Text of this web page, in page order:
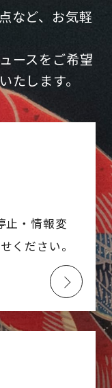
など、お気軽
ースをご希望
たします。
止・情報変
ください。